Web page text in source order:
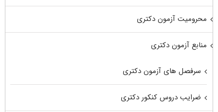
محرومیت آزمون دکتری
منابع آزمون دکتری
سرفصل های آزمون دکتری
ضرایب دروس کنکور دکتری